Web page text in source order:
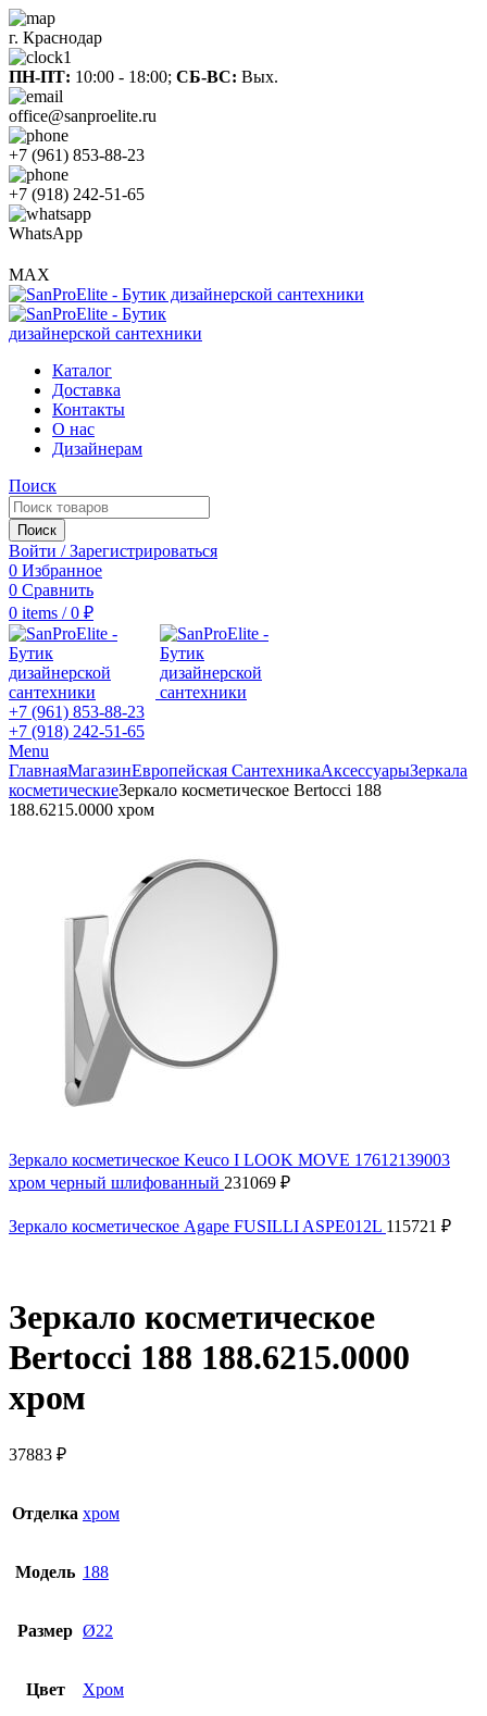
г. Краснодар
ПН-ПТ: 10:00 - 18:00; СБ-ВС: Вых.
office@sanproelite.ru
+7 (961) 853-88-23
+7 (918) 242-51-65
WhatsApp
MAX
Каталог
Доставка
Контакты
О нас
Дизайнерам
Поиск
Поиск
Войти / Зарегистрироваться
0 Избранное
0 Сравнить
0 items / 0 ₽
+7 (961) 853-88-23
+7 (918) 242-51-65
Menu
ГлавнаяМагазинЕвропейская СантехникаАксессуарыЗеркала
косметическиеЗеркало косметическое Bertocci 188
188.6215.0000 хром
Зеркало косметическое Keuco I LOOK MOVE 17612139003
хром черный шлифованный 231069 ₽
Зеркало косметическое Agape FUSILLI ASPE012L 115721 ₽
Зеркало косметическое
Bertocci 188 188.6215.0000
хром
37883 ₽
Отделка хром
Модель 188
Размер Ø22
Цвет Хром